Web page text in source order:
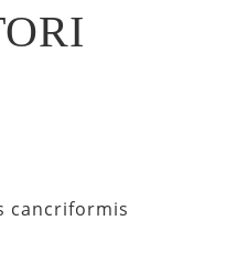
cancriformis